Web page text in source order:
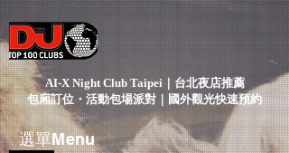
AI-X Night Club Taipei｜台北夜店推薦
包廂訂位・活動包場派對｜國外觀光快速預約
選單Menu